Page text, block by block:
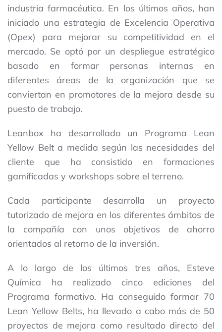
industria farmacéutica. En los últimos años, han
iniciado una estrategia de Excelencia Operativa
(Opex) para mejorar su competitividad en el
mercado. Se optó por un despliegue estratégico
basado en formar personas internas en
diferentes áreas de la organización que se
conviertan en promotores de la mejora desde su
puesto de trabajo.
Leanbox ha desarrollado un Programa Lean
Yellow Belt a medida según las necesidades del
cliente que ha consistido en formaciones
gamificadas y workshops sobre el terreno.
Cada participante desarrolla un proyecto
tutorizado de mejora en los diferentes ámbitos de
la compañía con unos objetivos de ahorro
orientados al retorno de la inversión.
A lo largo de los últimos tres años, Esteve
Química ha realizado cinco ediciones del
Programa formativo. Ha conseguido formar 70
Lean Yellow Belts, ha llevado a cabo más de 50
proyectos de mejora como resultado directo del